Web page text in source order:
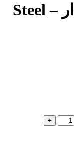
لیوان کمپینگ کارابین دار – Steel